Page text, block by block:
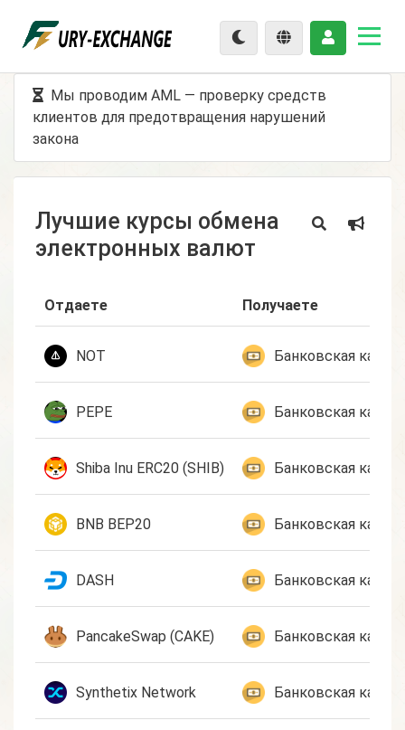
Мы проводим AML — проверку средств
клиентов для предотвращения нарушений
закона
Лучшие курсы обмена
электронных валют
Отдаете Получаете
NOT Банковская карта
PEPE Банковская карта
Shiba Inu ERC20 (SHIB) Банковская карта
BNB BEP20 Банковская карта
DASH Банковская карта
PancakeSwap (CAKE) Банковская карта
Synthetix Network Банковская карта